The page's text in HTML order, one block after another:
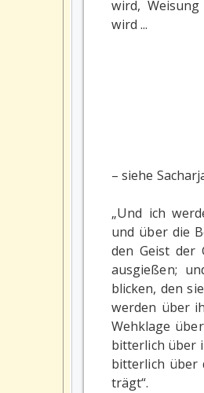
wird,
wird ...
– siehe
„Und ich
und über die
den Geist der
ausgießen;
blicken, den
werden über
Wehklage
bitterlich über
bitterlich über
trägt“.